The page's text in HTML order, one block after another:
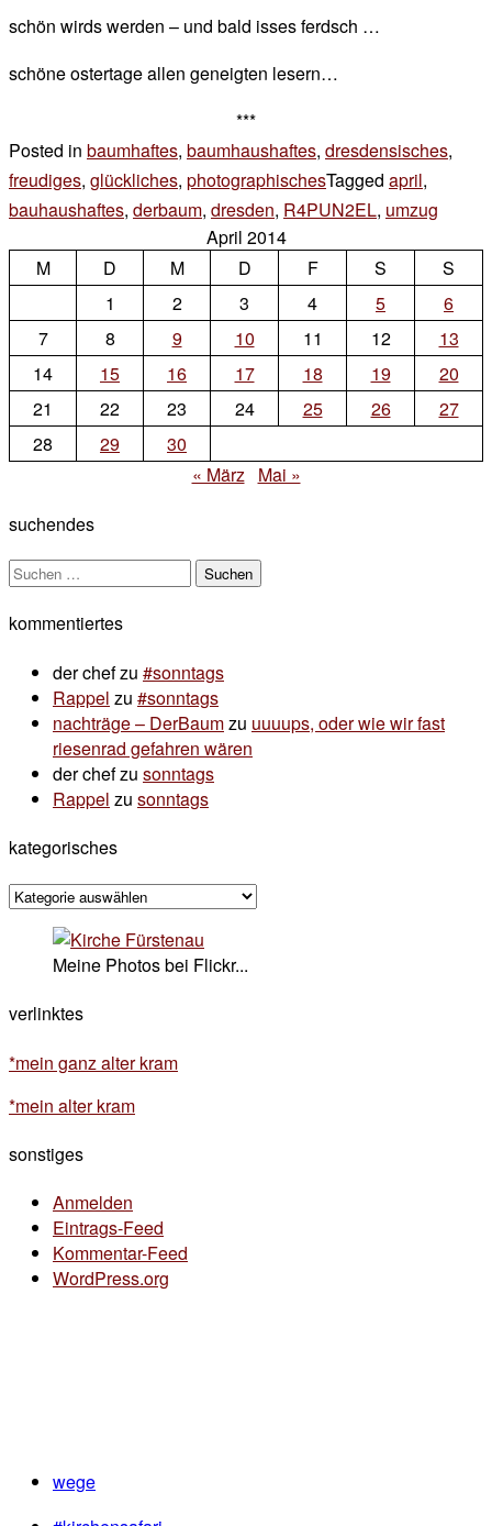
schön wirds werden – und bald isses ferdsch …
schöne ostertage allen geneigten lesern…
***
Posted in baumhaftes, baumhaushaftes, dresdensisches,
freudiges, glückliches, photographischesTagged april,
bauhaushaftes, derbaum, dresden, R4PUN2EL, umzug
on
#3
April 2014
M
D M D F S
S
1
2 3 4 5
6
7
8 9 10 11 12
13
14
15 16 17 18 19
20
21
22 23 24 25 26
27
28
29
30
« März Mai »
suchendes
Suchen
kommentiertes
der chefzu #sonntags
Rappel zu #sonntags
nachträge – DerBaumzu uuuups, oder wie wir fast
riesenrad gefahren wären
der chefzu sonntags
Rappel zu sonntags
kategorisches
kategorisches
Meine Photos bei Flickr...
verlinktes
*mein ganz alter kram
*mein alter kram
sonstiges
Anmelden
Eintrags-Feed
Kommentar-Feed
WordPress.org
wege